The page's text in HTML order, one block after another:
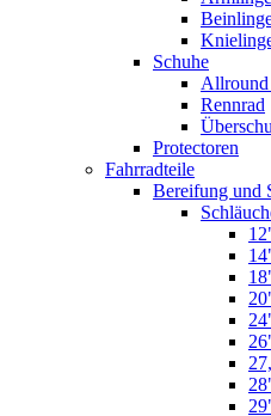
Schuhe
Rennrad
Protectoren
Fahrradteile
Bereifung und